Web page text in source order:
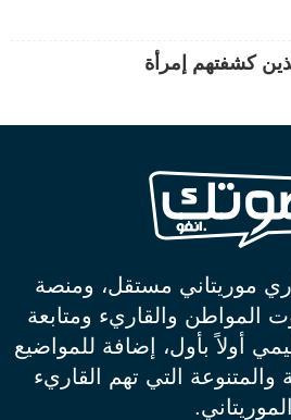
موريتاني مستقل، ومنصة
المواطن والقاريء ومتابعة
أولاً بأول، إضافة للمواضيع
والمتنوعة التي تهم القاريء
الموريتاني.